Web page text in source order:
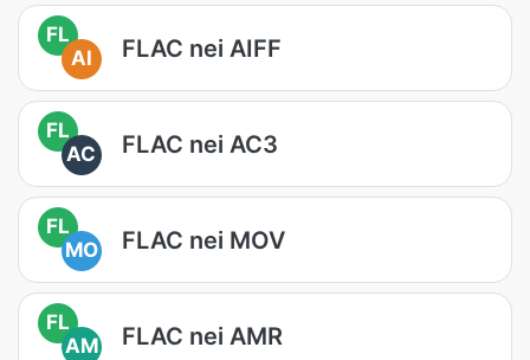
FL
AI
FLAC nei AIFF
FL
AC
FLAC nei AC3
FL
MO
FLAC nei MOV
FL
AM
FLAC nei AMR